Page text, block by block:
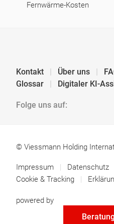
Fernwärme-Kosten
Kontakt Über uns
Glossar
Digitaler KI-
Folge uns auf:
© Viessmann Holding
Impressum Datenschutz
Cookie & Tracking
powered by